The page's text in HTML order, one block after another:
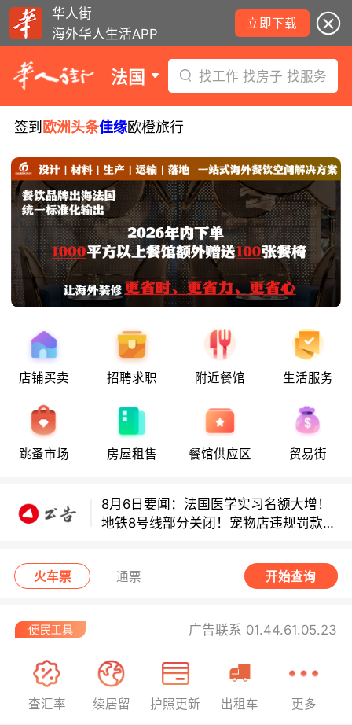
华人街
海外华人生活APP
立即下载
法国 找工作 找房子 找服务
签到 欧洲头条佳缘欧橙旅行
店铺买卖 招聘求职 附近餐馆 生活服务
跳蚤市场 房屋租售 餐馆供应区 贸易街
8月6日要闻：法国医学实习名额大增！
地铁8号线部分关闭！宠物店违规罚款出
炉！
巴黎地铁音乐家海选启动！
8月6日要闻：法国医学实习名额大增！
地铁8号线部分关闭！宠物店违规罚款出
炉！
巴黎地铁音乐家海选启动！
火车票 通票 开始查询
广告联系 01.44.61.05.23
查汇率 续居留 护照更新 出租车 更多